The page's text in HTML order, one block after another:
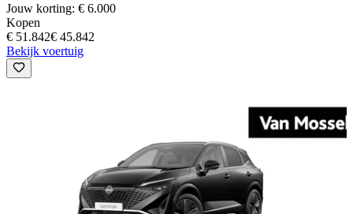
Jouw korting: € 6.000
Kopen
€ 51.842€ 45.842
Bekijk voertuig